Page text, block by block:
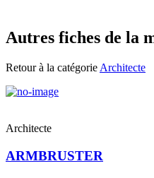
Autres fiches de la
Retour à la catégorie Architecte
Architecte
ARMBRUSTER